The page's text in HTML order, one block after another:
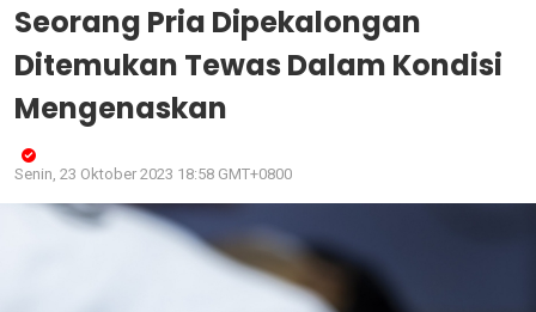
Seorang Pria Dipekalongan
Ditemukan Tewas Dalam Kondisi
Mengenaskan
Senin, 23 Oktober 2023 18:58 GMT+0800